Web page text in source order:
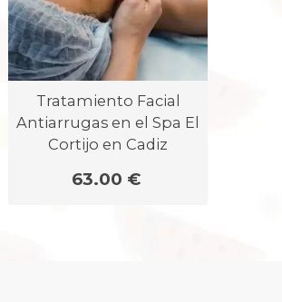
Tratamiento Facial
Antiarrugas en el Spa El
Cortijo en Cadiz
63.00 €